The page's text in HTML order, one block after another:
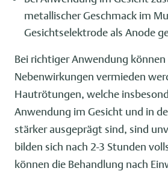
metallischer Geschmack im
Gesichtselektrode als Anode
Bei richtiger Anwendung
Nebenwirkungen vermieden
Hautrötungen, welche
Anwendung im Gesicht und in
stärker ausgeprägt sind, sind
bilden sich nach 2-3 Stunden
können die Behandlung nach